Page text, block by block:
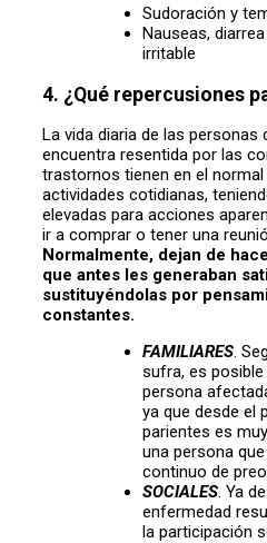
Sudoración y
Nauseas,
irritable
4. ¿Qué repercusiones
La vida diaria de las personas
encuentra resentida por las
trastornos tienen en el
actividades cotidianas,
elevadas para acciones
ir a comprar o tener una
Normalmente, dejan de
que antes les generaban
sustituyéndolas por
constantes.
FAMILIARES.
sufra, es
persona
ya que desde el
parientes es
una persona
continuo de
SOCIALES. Ya
enfermedad
la participación